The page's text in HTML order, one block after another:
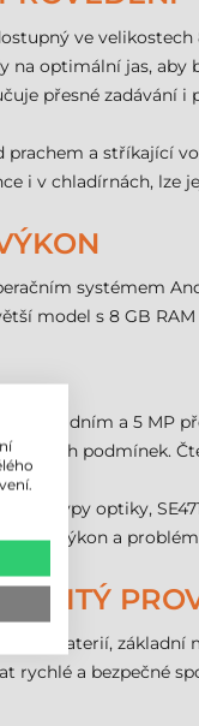
ve
na optimální jas,
přesné zadávání
a stříkající
i v chladírnách, lze
systémem
model s 8 GB RAM
MP zadním a 5
podmínek.
typy optiky,
výkon a
baterií,
rychlé a bezpečné